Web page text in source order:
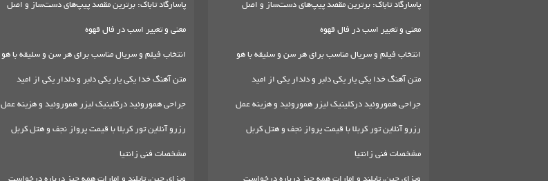
پاسارگاد تاباک: برترین مقصد پیپ‌های دست‌ساز و اصل
معنی و تعبیر اسب در فال قهوه
انتخاب فیلم و سریال مناسب برای هر سن و سلیقه با هو
متن آهنگ خدا یکی یار یکی دلبر و دلدار یکی از امید
جراحی هموروئید درکلینیک لیزر هموروئید و هزینه عمل
رزرو آنلاین تور کربلا با قیمت پرواز نجف و هتل کربل
مشخصات فنی زانتیا
پاسارگاد تاباک: برترین مقصد پیپ‌های دست‌ساز و اصل
معنی و تعبیر اسب در فال قهوه
انتخاب فیلم و سریال مناسب برای هر سن و سلیقه با هو
متن آهنگ خدا یکی یار یکی دلبر و دلدار یکی از امید
جراحی هموروئید درکلینیک لیزر هموروئید و هزینه عمل
رزرو آنلاین تور کربلا با قیمت پرواز نجف و هتل کربل
مشخصات فنی زانتیا